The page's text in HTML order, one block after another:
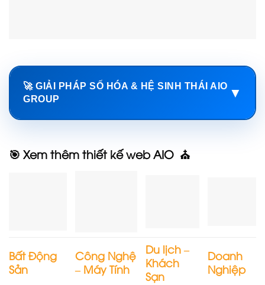
🚀 GIẢI PHÁP SỐ HÓA & HỆ SINH THÁI AIO
GROUP
▼
🎯 Xem thêm thiết kế web AIO ⛪
Bất Động
Sản
Công Nghệ
– Máy Tính
Du lịch –
Khách
Sạn
Doanh
Nghiệp